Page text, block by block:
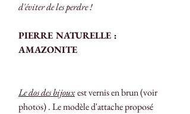
d'éviter de les perdre !
PIERRE NATURELLE :
AMAZONITE
Le dos des bijouxest vernis en brun (voir
photos) . Le modèle d'attache proposé